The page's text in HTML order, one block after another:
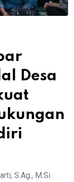
Desa
S.Ag., M.Si